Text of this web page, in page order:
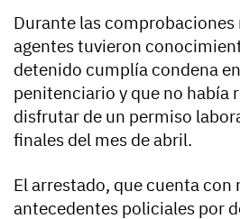
Durante las comprobaciones
agentes tuvieron
detenido cumplía condena
penitenciario y que no había
disfrutar de un permiso
finales del mes de abril.
El arrestado, que cuenta con
antecedentes policiales por